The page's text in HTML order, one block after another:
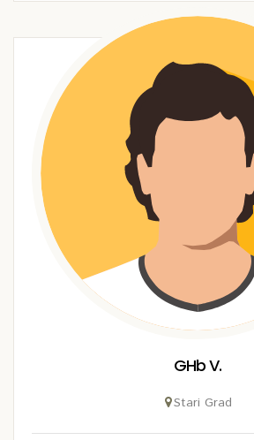
GHb V.
Stari Grad